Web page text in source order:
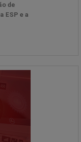
de
ESP e a